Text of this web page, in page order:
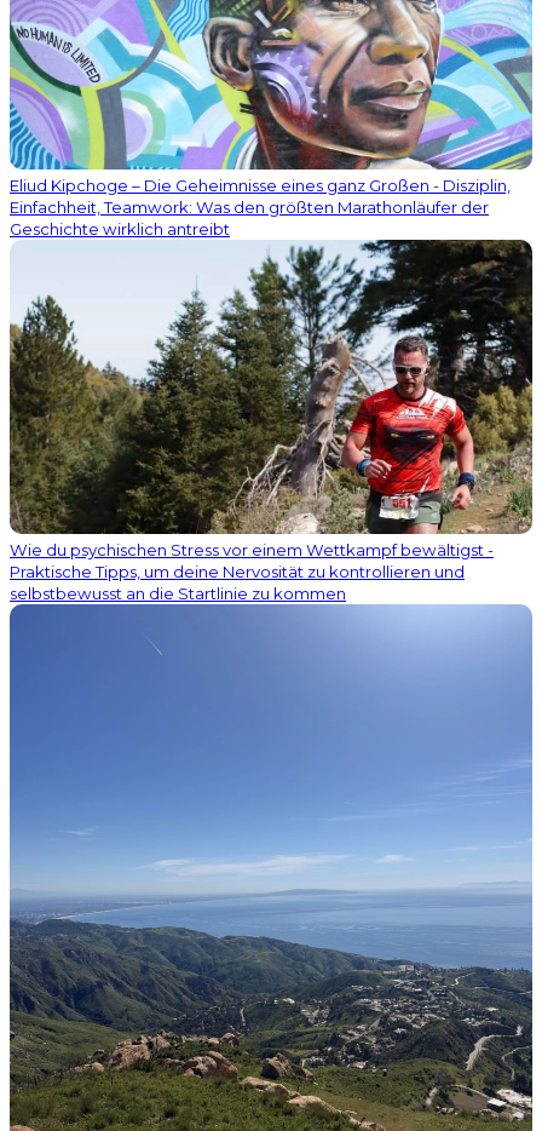
Eliud Kipchoge – Die Geheimnisse eines ganz Großen - Disziplin,
Einfachheit, Teamwork: Was den größten Marathonläufer der
Geschichte wirklich antreibt
Wie du psychischen Stress vor einem Wettkampf bewältigst -
Praktische Tipps, um deine Nervosität zu kontrollieren und
selbstbewusst an die Startlinie zu kommen